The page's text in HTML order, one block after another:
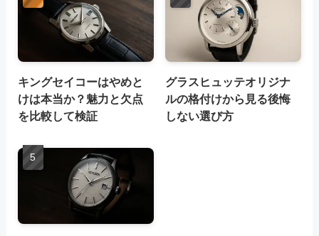
キングセイコーはやめと
けは本当か？魅力と欠点
を比較して検証
グラスヒュッテオリジナ
ルの格付けから見る後悔
しない選び方